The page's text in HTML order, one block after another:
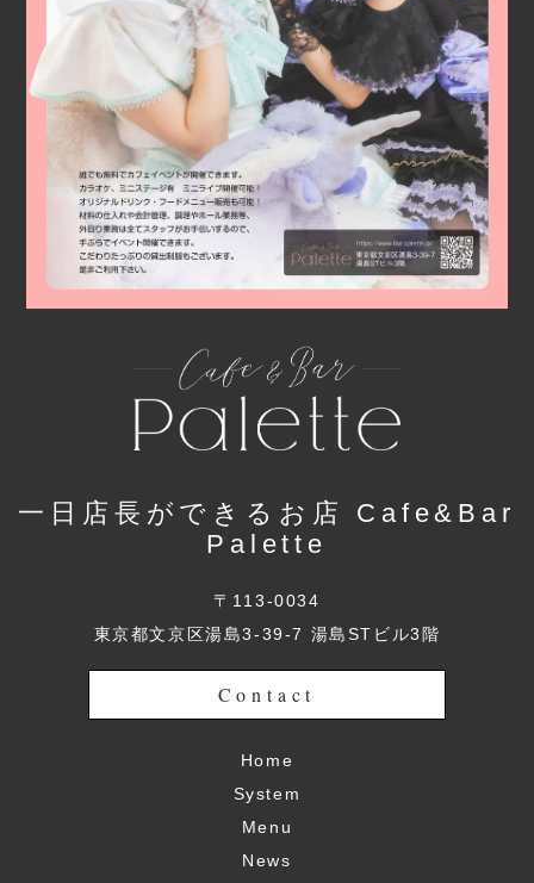
一日店長ができるお店 Cafe&Bar
Palette
〒113-0034
東京都文京区湯島3-39-7 湯島STビル3階
Contact
Home
System
Menu
News